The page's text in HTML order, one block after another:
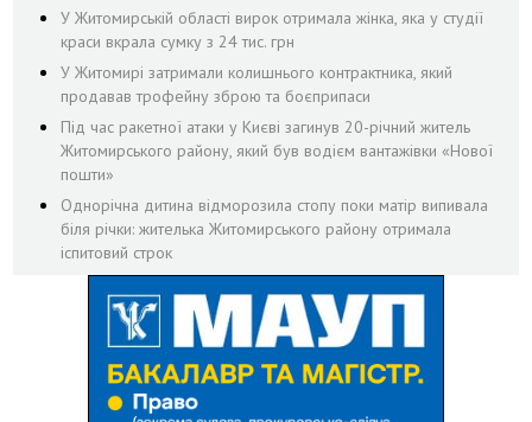
У Житомирській області вирок отримала жінка, яка у студії
краси вкрала сумку з 24 тис. грн
У Житомирі затримали колишнього контрактника, який
продавав трофейну зброю та боєприпаси
Під час ракетної атаки у Києві загинув 20-річний житель
Житомирського району, який був водієм вантажівки «Нової
пошти»
Однорічна дитина відморозила стопу поки матір випивала
біля річки: жителька Житомирського району отримала
іспитовий строк